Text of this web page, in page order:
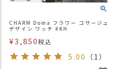
CHARM Doma フラワー コサージュ
デザイン ワッチ #KH
¥3,850税込
5.00 （1）